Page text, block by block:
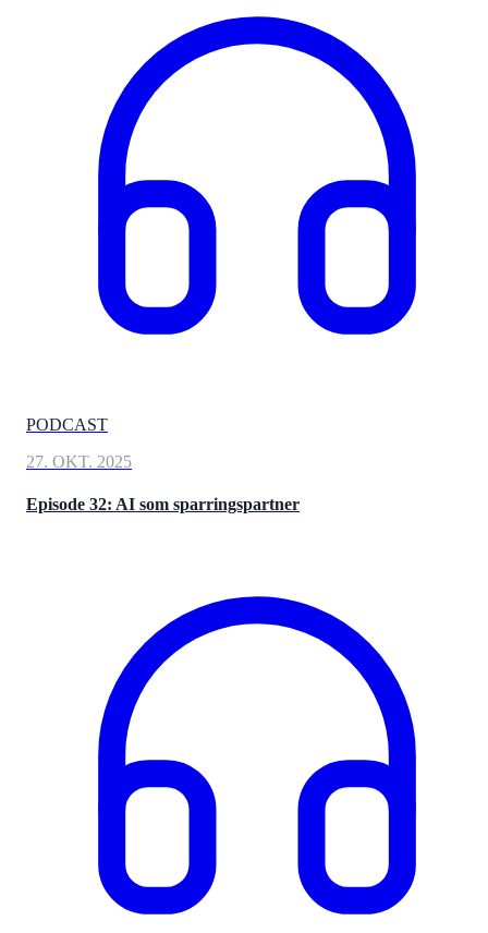
PODCAST
27. OKT. 2025
Episode 32: AI som sparringspartner